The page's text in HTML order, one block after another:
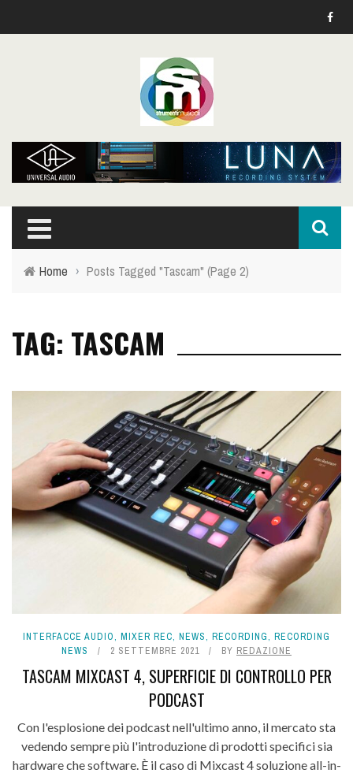
Home › Posts Tagged "Tascam" (Page 2)
TAG: TASCAM
INTERFACCE AUDIO, MIXER REC, NEWS, RECORDING, RECORDING
NEWS
2 SETTEMBRE 2021 BY REDAZIONE
TASCAM MIXCAST 4, SUPERFICIE DI CONTROLLO PER
PODCAST
Con l'esplosione dei podcast nell'ultimo anno, il mercato sta
vedendo sempre più l'introduzione di prodotti specifici sia
hardware che software. È il caso di Mixcast 4 soluzione all-in-